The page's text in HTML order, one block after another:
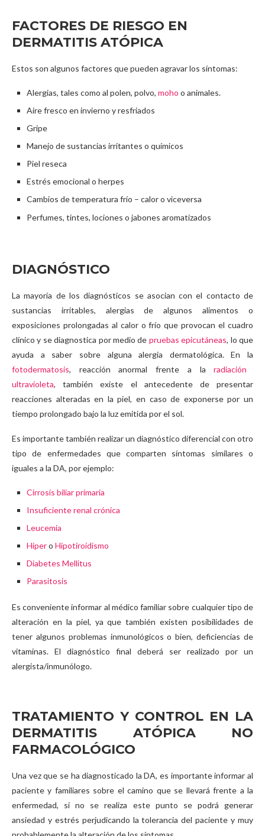
FACTORES DE RIESGO EN
DERMATITIS ATÓPICA
Estos son algunos factores que pueden agravar los síntomas:
Alergias, tales como al polen, polvo, moho o animales.
Aire fresco en invierno y resfriados
Gripe
Manejo de sustancias irritantes o químicos
Piel reseca
Estrés emocional o herpes
Cambios de temperatura frío – calor o viceversa
Perfumes, tintes, lociones o jabones aromatizados
DIAGNÓSTICO
La mayoría de los diagnósticos se asocian con el contacto de
sustancias irritables, alergias de algunos alimentos o
exposiciones prolongadas al calor o frío que provocan el cuadro
clínico y se diagnostica por medio de pruebas epicutáneas, lo que
ayuda a saber sobre alguna alergia dermatológica. En la
fotodermatosis, reacción anormal frente a laradiación
ultravioleta, también existe el antecedente de presentar
reacciones alteradas en la piel, en caso de exponerse por un
tiempo prolongado bajo la luz emitida por el sol.
Es importante también realizar un diagnóstico diferencial con otro
tipo de enfermedades que comparten síntomas similares o
iguales a la DA, por ejemplo:
Cirrosis biliar primaria
Insuficiente renal crónica
Leucemia
Hipero Hipotiroidismo
Diabetes Mellitus
Parasitosis
Es conveniente informar al médico familiar sobre cualquier tipo de
alteración en la piel, ya que también existen posibilidades de
tener algunos problemas inmunológicos o bien, deficiencias de
vitaminas. El diagnóstico final deberá ser realizado por un
alergista/inmunólogo.
TRATAMIENTO Y CONTROL EN LA
DERMATITIS ATÓPICA NO
FARMACOLÓGICO
Una vez que se ha diagnosticado la DA, es importante informar al
paciente y familiares sobre el camino que se llevará frente a la
enfermedad, si no se realiza este punto se podrá generar
ansiedad y estrés perjudicando la tolerancia del paciente y muy